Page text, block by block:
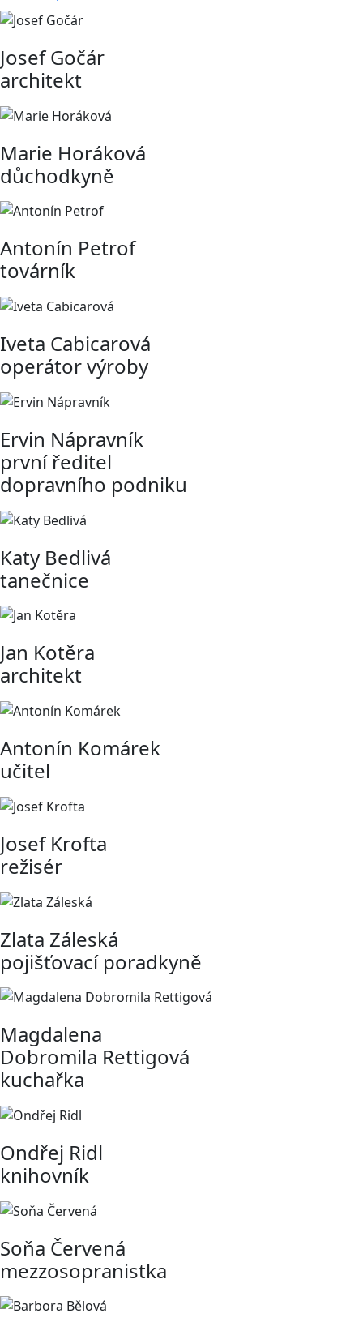
Josef Gočár
architekt
Marie Horáková
důchodkyně
Antonín Petrof
továrník
Iveta Cabicarová
operátor výroby
Ervin Nápravník
první ředitel
dopravního podniku
Katy Bedlivá
tanečnice
Jan Kotěra
architekt
Antonín Komárek
učitel
Josef Krofta
režisér
Zlata Záleská
pojišťovací poradkyně
Magdalena
Dobromila Rettigová
kuchařka
Ondřej Ridl
knihovník
Soňa Červená
mezzosopranistka